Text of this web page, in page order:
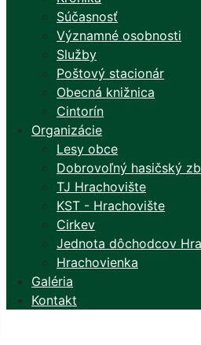
Súčasnosť
Významné osobnosti
Služby
Poštový stacionár
Obecná knižnica
Cintorín
Organizácie
Lesy obce
Dobrovoľný hasičský
TJ Hrachovište
KST - Hrachovište
Cirkev
Jednota dôchodcov
Hrachovienka
Galéria
Kontakt